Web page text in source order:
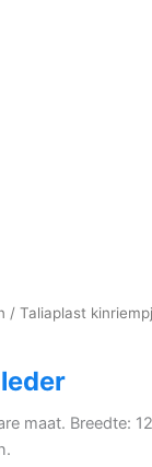
/ Taliaplast
maat. Breedte: 12